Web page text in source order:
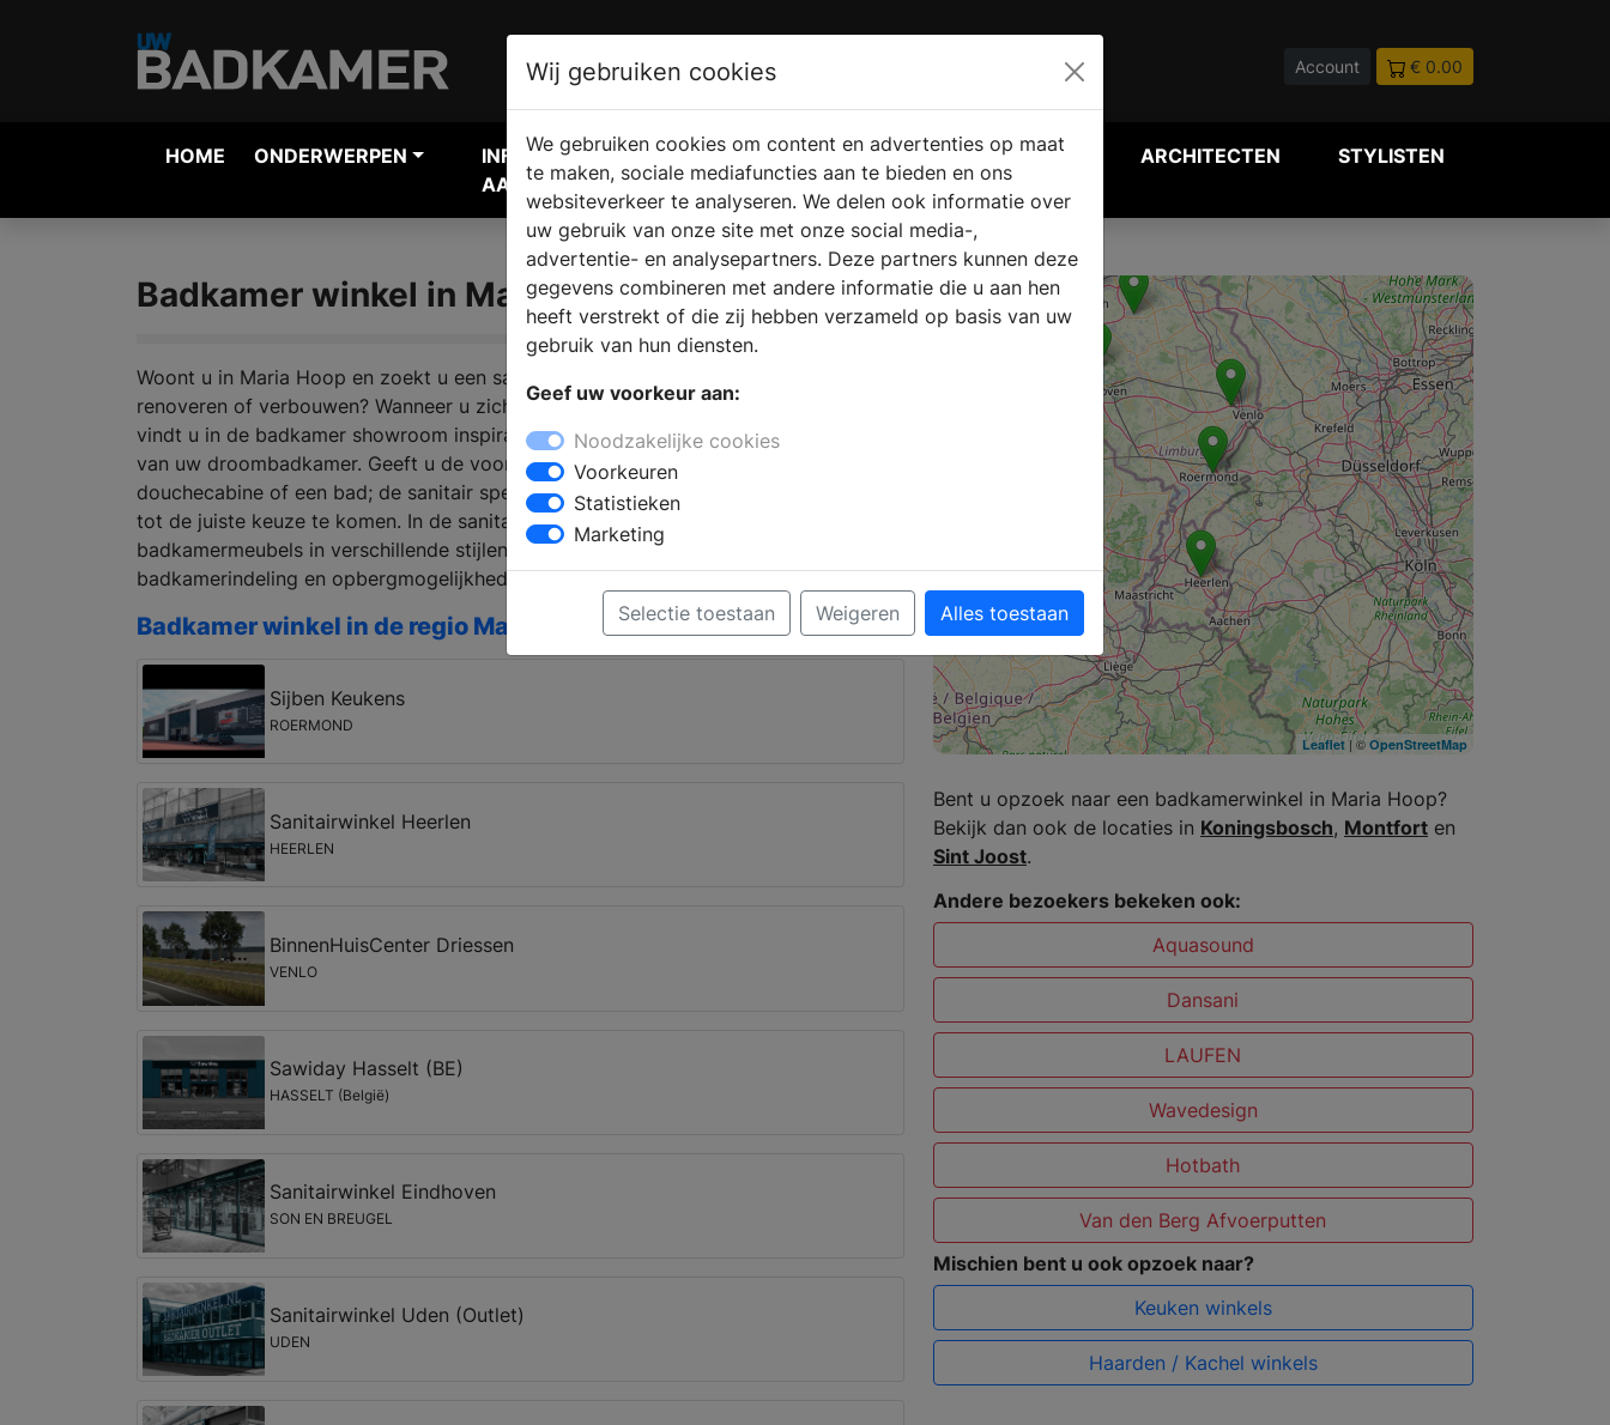
Account € 0.00
HOME ONDERWERPEN
INFORMATIE
AANVRAGEN
VERKOOPLOCATIE
VINDEN
WEBSHOP ARCHITECTEN STYLISTEN
Badkamer winkel in Maria Hoop
Woont u in Maria Hoop en zoekt u een sanitair winkel, omdat u de badkamer wilt
renoveren of verbouwen? Wanneer u zich oriënteert op een nieuwe badkamer, dan
vindt u in de badkamer showroom inspiratie en informatie voor het samenstellen
van uw droombadkamer. Geeft u de voorkeur aan een inloopdouche, een
douchecabine of een bad; de sanitair specialist kan u informeren en adviseren om
tot de juiste keuze te komen. In de sanitair winkel kunt u kiezen uit
badkamermeubels in verschillende stijlen en krijgt u deskundig advies over de
badkamerindeling en opbergmogelijkheden.
Badkamer winkel in de regio Maria Hoop
Sijben Keukens
ROERMOND
Sanitairwinkel Heerlen
HEERLEN
BinnenHuisCenter Driessen
VENLO
Sawiday Hasselt (BE)
HASSELT (België)
Sanitairwinkel Eindhoven
SON EN BREUGEL
Sanitairwinkel Uden (Outlet)
UDEN
+
Leaflet| © OpenStreetMap
Bent u opzoek naar een badkamerwinkel in Maria Hoop?
Bekijk dan ook de locaties in Koningsbosch, Montforten
Sint Joost.
Andere bezoekers bekeken ook:
Aquasound
Dansani
LAUFEN
Wavedesign
Hotbath
Van den Berg Afvoerputten
Mischien bent u ook opzoek naar?
Keuken winkels
Haarden / Kachel winkels
Wij gebruiken cookies
We gebruiken cookies om content en advertenties op maat
te maken, sociale mediafuncties aan te bieden en ons
websiteverkeer te analyseren. We delen ook informatie over
uw gebruik van onze site met onze social media-,
advertentie- en analysepartners. Deze partners kunnen deze
gegevens combineren met andere informatie die u aan hen
heeft verstrekt of die zij hebben verzameld op basis van uw
gebruik van hun diensten.
Geef uw voorkeur aan:
Noodzakelijke cookies
Voorkeuren
Statistieken
Marketing
Selectie toestaan Weigeren Alles toestaan